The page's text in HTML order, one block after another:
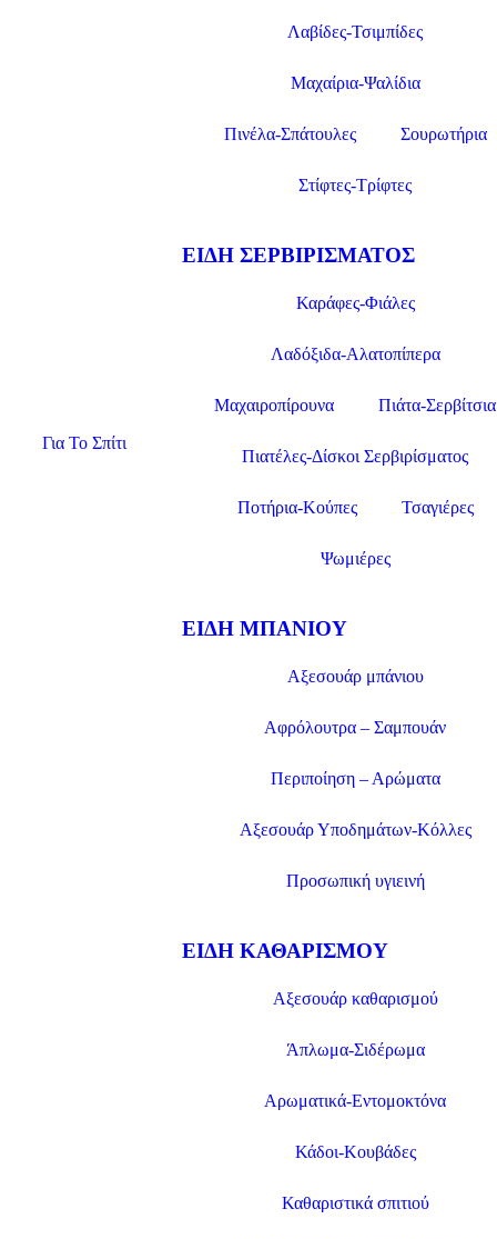
Για Το Σπίτι
Λαβίδες-Τσιμπίδες
Μαχαίρια-Ψαλίδια
Πινέλα-Σπάτουλες Σουρωτήρια
Στίφτες-Τρίφτες
ΕΊΔΗ ΣΕΡΒΙΡΊΣΜΑΤΟΣ
Καράφες-Φιάλες
Λαδόξιδα-Αλατοπίπερα
Μαχαιροπίρουνα Πιάτα-Σερβίτσια
Πιατέλες-Δίσκοι Σερβιρίσματος
Ποτήρια-Κούπες Τσαγιέρες
Ψωμιέρες
ΕΊΔΗ ΜΠΆΝΙΟΥ
Αξεσουάρ μπάνιου
Αφρόλουτρα – Σαμπουάν
Περιποίηση – Αρώματα
Αξεσουάρ Υποδημάτων-Κόλλες
Προσωπική υγιεινή
ΕΊΔΗ ΚΑΘΑΡΙΣΜΟΎ
Αξεσουάρ καθαρισμού
Άπλωμα-Σιδέρωμα
Αρωματικά-Εντομοκτόνα
Κάδοι-Κουβάδες
Καθαριστικά σπιτιού